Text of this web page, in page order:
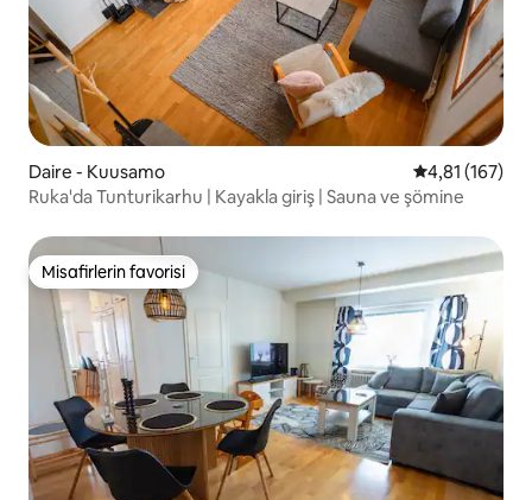
Daire - Kuusamo 5 üzerinden
4,81 (167)
Ruka'da Tunturikarhu | Kayakla giriş | Sauna ve şömine
Misafirlerin favorisi
Misafirlerin favorisi